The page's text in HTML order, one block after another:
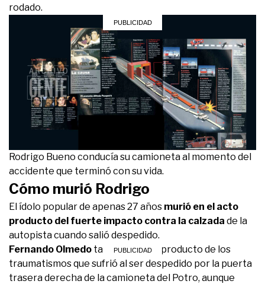
rodado.
Rodrigo Bueno conducía su camioneta al momento del
accidente que terminó con su vida.
Cómo murió Rodrigo
El ídolo popular de apenas 27 años murió en el acto
producto del fuerte impacto contra la calzada de la
autopista cuando salió despedido.
Fernando Olmedo también murió producto de los
traumatismos que sufrió al ser despedido por la puerta
trasera derecha de la camioneta del Potro, aunque